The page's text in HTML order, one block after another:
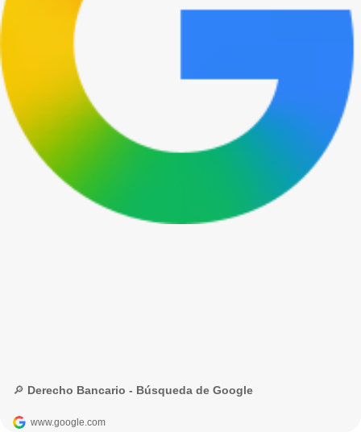
🔎 Derecho Bancario - Búsqueda de Google
www.google.com